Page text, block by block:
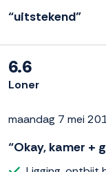
“uitstekend”
6.6
Loner
maandag 7 mei
“Okay, kamer +